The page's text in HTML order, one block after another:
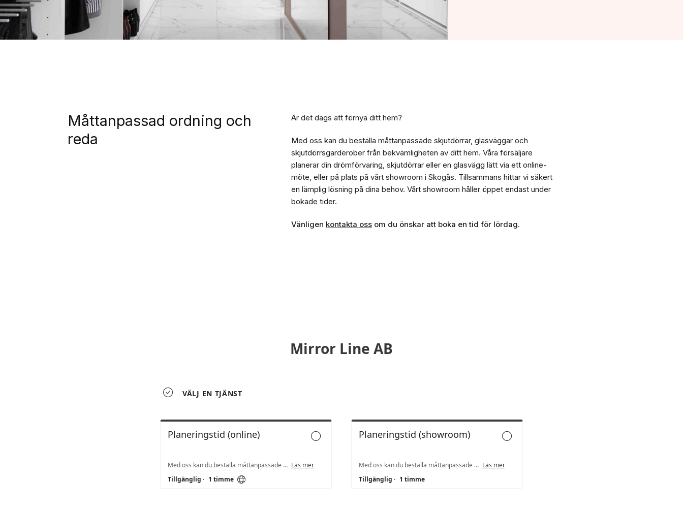
Planera själv
Garderobstillbehör
Planera själv
Boka tid för planering
Hämta inspiration
Boka en kostnadsfri planeringstid
Varför Mirror Line?
Måttanpassad ordning och
reda
Är det dags att förnya ditt hem?
Med oss kan du beställa måttanpassade skjutdörrar, glasväggar och
skjutdörrsgarderober från bekvämligheten av ditt hem. Våra försäljare
planerar din drömförvaring, skjutdörrar eller en glasvägg lätt via ett online-
möte, eller på plats på vårt showroom i Skogås. Tillsammans hittar vi säkert
en lämplig lösning på dina behov. Vårt showroom håller öppet endast under
bokade tider.
Vänligen kontakta oss om du önskar att boka en tid för lördag.